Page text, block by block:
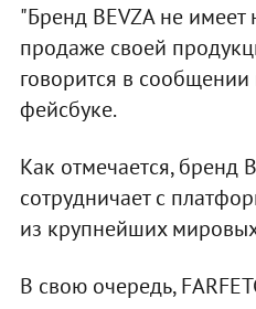
"Бренд BEVZA не имеет
продаже своей
говорится в сообщении
фейсбуке.
Как отмечается, бренд
сотрудничает с
из крупнейших
В свою очередь,